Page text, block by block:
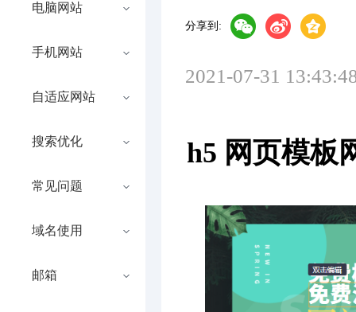
电脑网站
手机网站
自适应网站
搜索优化
常见问题
域名使用
邮箱
分享到:
2021-07-31
h5 网页模板